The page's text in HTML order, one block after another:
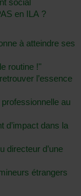
social
en ILA ?
à atteindre ses
routine !"
l’essence
au
d’impact dans la
directeur d’une
étrangers